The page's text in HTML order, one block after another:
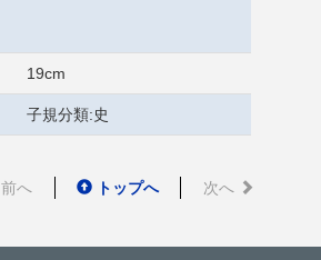
19cm
子規分類:史
前へ トップへ 次へ